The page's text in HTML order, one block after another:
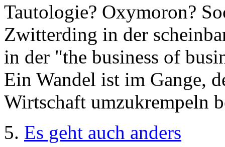
Tautologie? Oxymoron?
Zwitterding in der
in der "the business of
Ein Wandel ist im Gange,
Wirtschaft umzukrempeln
5. Es geht auch anders